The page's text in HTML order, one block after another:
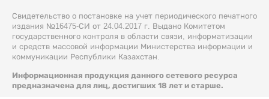
Свидетельство о постановке на учет периодического печатного
издания №16475-СИ от 24.04.2017 г. Выдано Комитетом
государственного контроля в области связи, информатизации
и средств массовой информации Министерства информации и
коммуникации Республики Казахстан.
Информационная продукция данного сетевого ресурса
предназначена для лиц, достигших 18 лет и старше.